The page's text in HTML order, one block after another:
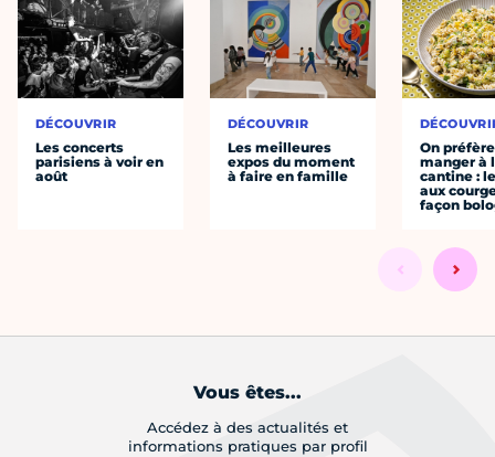
DÉCOUVRIR
Les concerts
parisiens à voir en
août
DÉCOUVRIR
Les meilleures
expos du moment
à faire en famille
On préfère
manger à
cantine :
aux
façon
Vous êtes...
Accédez à des actualités et
informations pratiques par profil